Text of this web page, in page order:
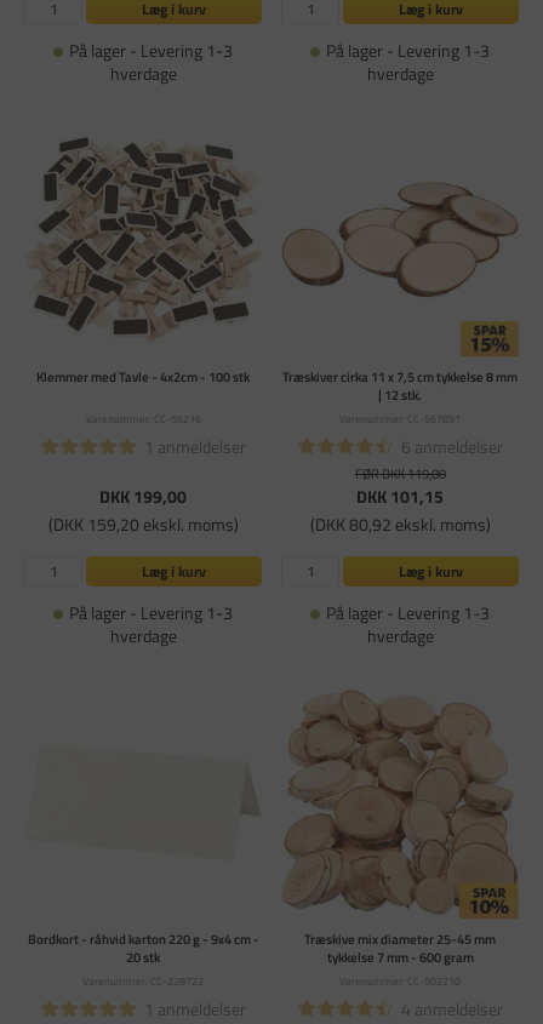
Læg i kurv
På lager - Levering 1-3
hverdage
Læg i kurv
På lager - Levering 1-3
hverdage
Klemmer med Tavle - 4x2cm - 100 stk
Varenummer: CC-56216
1 anmeldelser
DKK 199,00
(DKK 159,20 ekskl. moms)
Læg i kurv
På lager - Levering 1-3
hverdage
Træskiver cirka 11 x 7,5 cm tykkelse 8 mm
| 12 stk.
Varenummer: CC-567891
6 anmeldelser
FØR DKK 119,00
DKK 101,15
(DKK 80,92 ekskl. moms)
Læg i kurv
På lager - Levering 1-3
hverdage
Bordkort - råhvid karton 220 g - 9x4 cm -
20 stk
Varenummer: CC-228722
1 anmeldelser
Træskive mix diameter 25-45 mm
tykkelse 7 mm - 600 gram
Varenummer: CC-502210
4 anmeldelser